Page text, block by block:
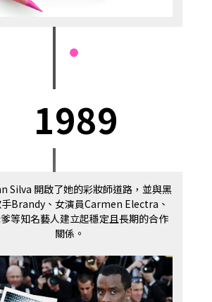
1989
Silva 開啟了她的彩妝師道路，並與黑
手Brandy、女演員Carmen Electra、
等知名藝人建立起穩定且長期的合作
關係。